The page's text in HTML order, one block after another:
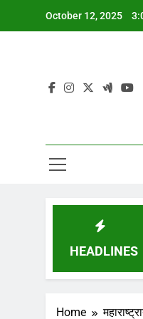
October 12, 2025
HEADLINES
लागणार,येथे पहा कधी
Home